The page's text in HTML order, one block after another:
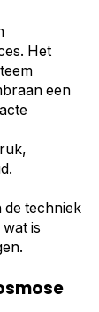
Het
een
de techniek
wat is